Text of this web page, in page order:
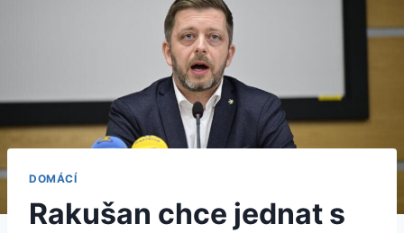
DOMÁCÍ
Rakušan chce jednat s